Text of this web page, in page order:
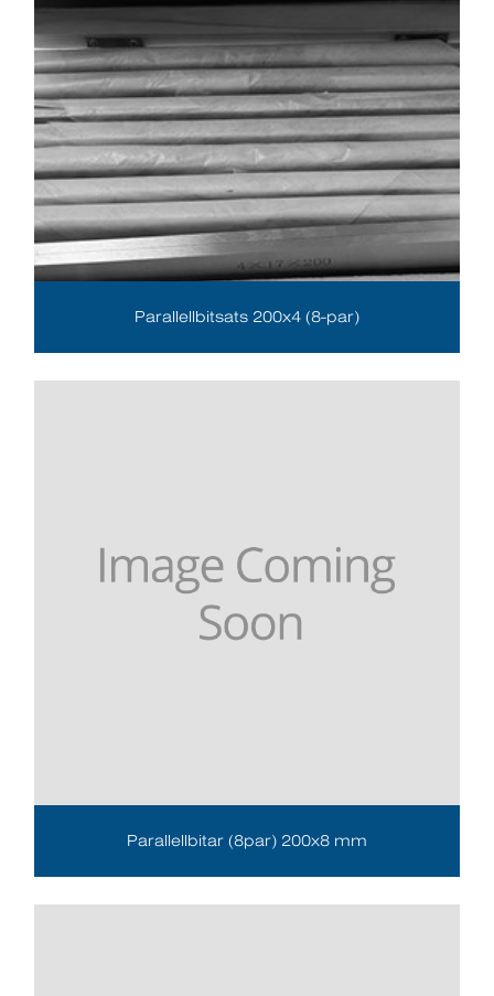
Parallellbitsats 200x4 (8-par)
Parallellbitar (8par) 200x8 mm